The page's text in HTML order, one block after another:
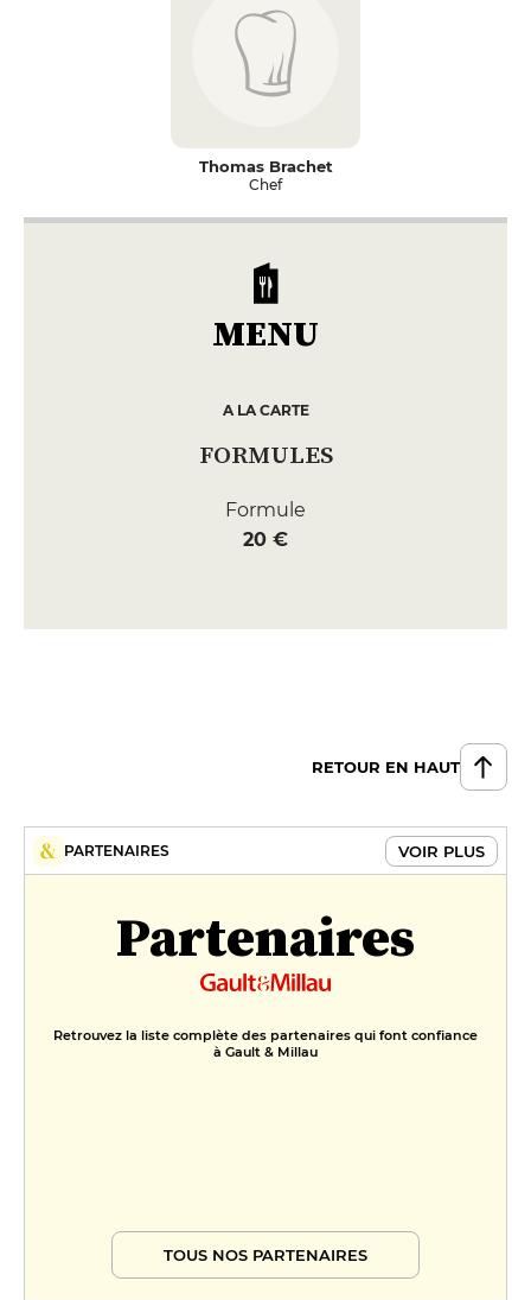
Thomas Brachet
Chef
MENU
A LA CARTE
FORMULES
Formule
20 €
RETOUR EN HAUT
PARTENAIRES VOIR PLUS
Partenaires
Retrouvez la liste complète des partenaires qui font confiance
à Gault & Millau
TOUS NOS PARTENAIRES